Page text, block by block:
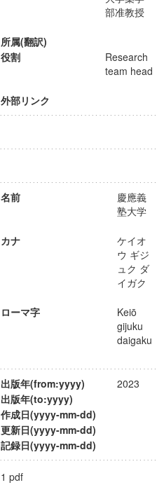
部准教授
所属(翻訳)
役割
Research
team head
外部リンク
名前
慶應義
塾大学
カナ
ケイオ
ウ ギジ
ュク ダ
イガク
ローマ字
Keiō
gijuku
daigaku
出版年(from:yyyy)
2023
出版年(to:yyyy)
作成日(yyyy-mm-dd)
更新日(yyyy-mm-dd)
記録日(yyyy-mm-dd)
1 pdf